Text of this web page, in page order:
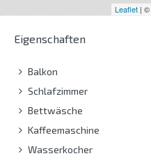
Leaflet | ©
Eigenschaften
Balkon
Schlafzimmer
Bettwäsche
Kaffeemaschine
Wasserkocher